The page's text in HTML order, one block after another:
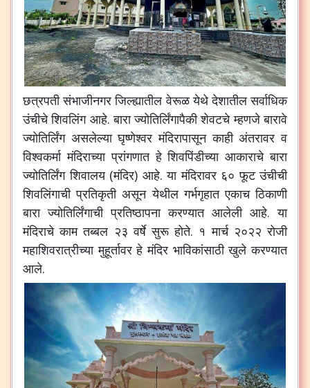
छत्रपती संभाजीनगर जिल्ह्यातील वेरूळ येथे देशातील सर्वाधिक
उंचीचे शिवलिंग आहे.बारा ज्योतिर्लिंगापैकी शेवटचे म्हणजे बारावे
ज्योतिर्लिंग असलेल्या घृष्णेश्वर मंदिरापासून काही अंतरावर व
विश्वकर्मा मंदिराच्या प्रांगणात हे शिवपिंडीच्या आकाराचे बारा
ज्योतिर्लिंग शिवालय(मंदिर) आहे.या मंदिरावर ६० फूट उंचीची
शिवलिंगाची प्रतिकृती असून येथील गर्भगृहात एकाच ठिकाणी
बारा ज्योतिर्लिंगाची प्रतिष्ठापना करण्यात आलेली आहे.या
मंदिराचे काम तब्बल २३ वर्षे सुरू होते. १ मार्च २०२२ रोजी
महाशिवरात्रीच्या मुहूर्तावर हे मंदिर भाविकांसाठी खुले करण्यात
आले.